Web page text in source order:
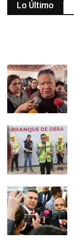
Lo Último